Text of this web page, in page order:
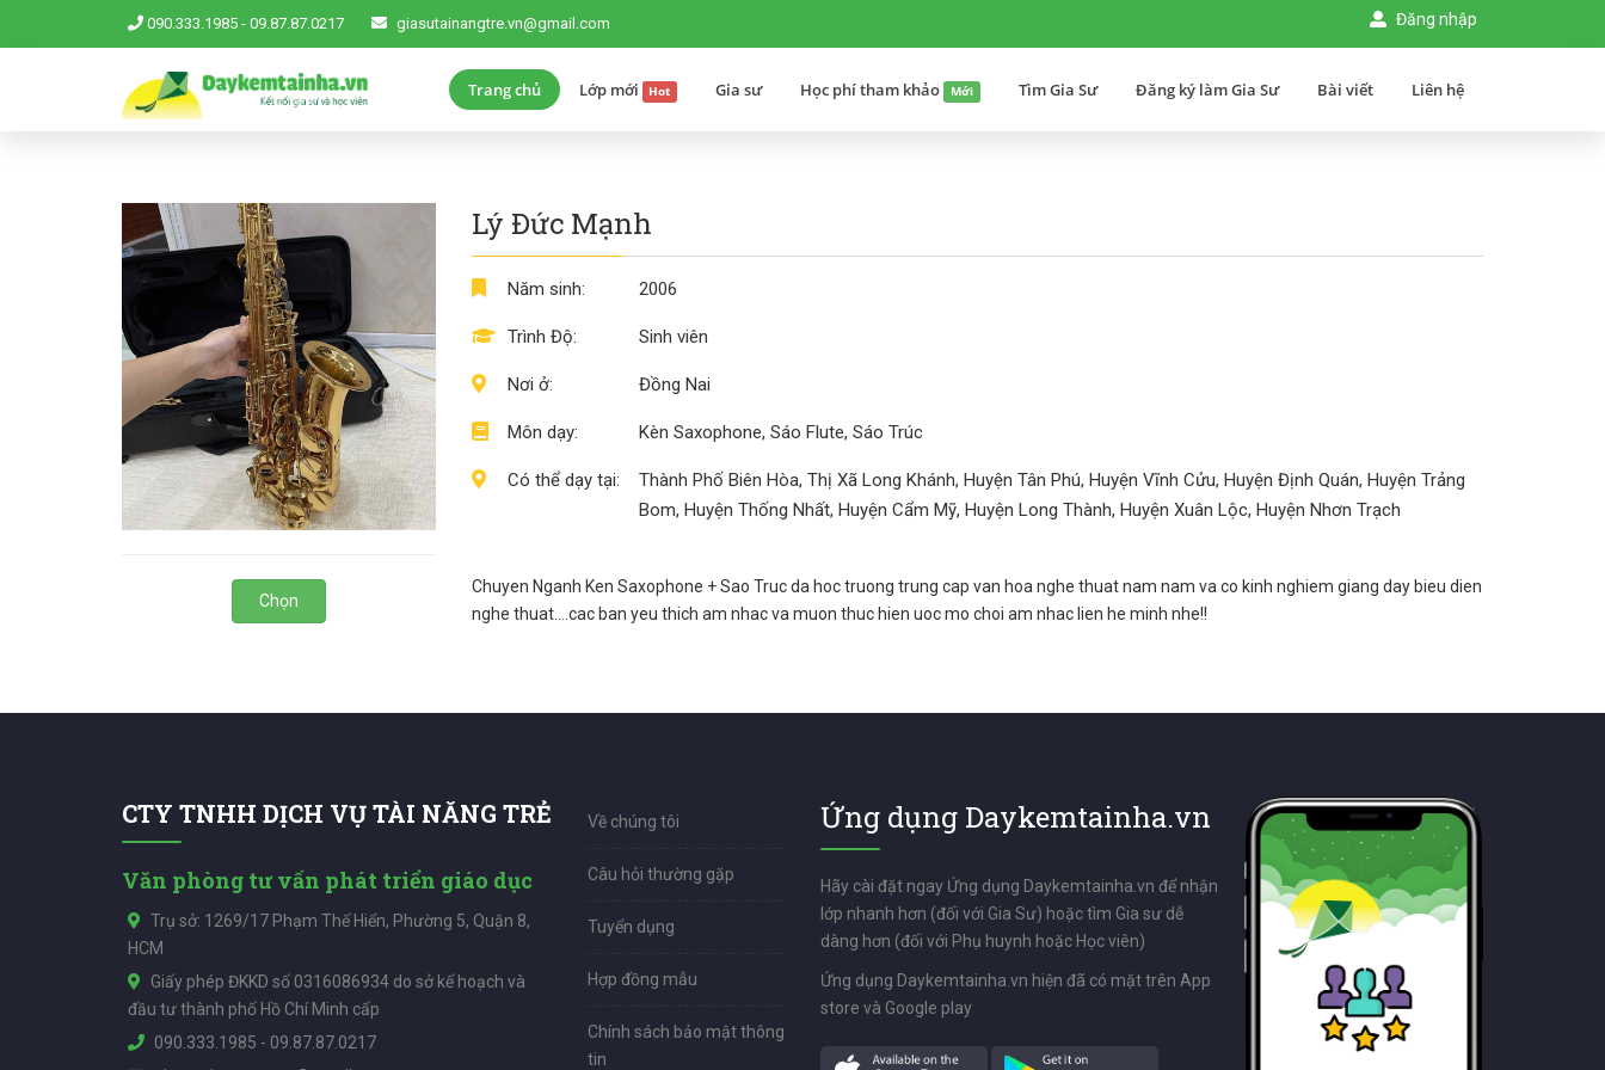
090.333.1985 - 09.87.87.0217 giasutainangtre.vn@gmail.com Đăng nhập
Trang chủ Lớp mới Hot Gia sư Học phí tham khảo Mới Tìm Gia Sư Đăng ký làm Gia Sư Bài viết Liên hệ
Chọn
Lý Đức Mạnh
Năm sinh:
Trình Độ:
Nơi ở:
Môn dạy:
Có thể dạy tại:
2006
Sinh viên
Đồng Nai
Kèn Saxophone, Sáo Flute, Sáo Trúc
Thành Phố Biên Hòa, Thị Xã Long Khánh, Huyện Tân Phú, Huyện Vĩnh Cửu, Huyện Định Quán, Huyện Trảng
Bom, Huyện Thống Nhất, Huyện Cẩm Mỹ, Huyện Long Thành, Huyện Xuân Lộc, Huyện Nhơn Trạch
Chuyen Nganh Ken Saxophone + Sao Truc da hoc truong trung cap van hoa nghe thuat nam nam va co kinh nghiem giang day bieu dien
nghe thuat....cac ban yeu thich am nhac va muon thuc hien uoc mo choi am nhac lien he minh nhe!!
CTY TNHH DỊCH VỤ TÀI NĂNG TRẺ
Văn phòng tư vấn phát triển giáo dục
Trụ sở: 1269/17 Phạm Thế Hiển, Phường 5, Quận 8,
HCM
Giấy phép ĐKKD số 0316086934 do sở kế hoạch và
đầu tư thành phố Hồ Chí Minh cấp
090.333.1985 - 09.87.87.0217
Về chúng tôi
Câu hỏi thường gặp
Tuyển dụng
Hợp đồng mẫu
Chính sách bảo mật thông
tin
Ứng dụng Daykemtainha.vn
Hãy cài đặt ngay Ứng dụng Daykemtainha.vn để nhận
lớp nhanh hơn (đối với Gia Sư) hoặc tìm Gia sư dễ
dàng hơn (đối với Phụ huynh hoặc Học viên)
Ứng dụng Daykemtainha.vn hiện đã có mặt trên App
store và Google play